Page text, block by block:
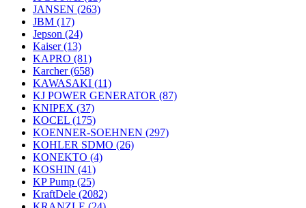
JANSEN (263)
JBM (17)
Jepson (24)
Kaiser(13)
KAPRO (81)
Karcher(658)
KAWASAKI (11)
KJ POWER GENERATOR (87)
KNIPEX (37)
KOCEL (175)
KOENNER-SOEHNEN (297)
KOHLER SDMO (26)
KONEKTO (4)
KOSHIN (41)
KP Pump (25)
KraftDele (2082)